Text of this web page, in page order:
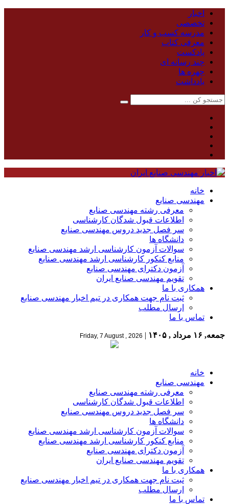
اخبار
تخصصی
مدرسه کسب و کار
معرفی کتاب
پادکست
چند رسانه ای
چهره ها
یادداشت
خانه
مهندسی صنایع
معرفی رشته مهندسی صنایع
اطلاعات قبول شدگان کارشناسی
سر فصل جدید دروس مهندسی صنایع
دانشگاه ها
سوالات آزمون کارشناسی ارشد مهندسی صنایع
منابع کنکور کارشناسی ارشد مهندسی صنایع
آزمون دکترای مهندسی صنایع
تقویم مهندسی صنایع ایران
همکاری با ما
ثبت نام جهت همکاری در تیم اخبار مهندسی صنایع
ارسال مطلب
تماس با ما
جمعه, ۱۶ مرداد , ۱۴۰۵ |
Friday, 7 August , 2026
خانه
مهندسی صنایع
معرفی رشته مهندسی صنایع
اطلاعات قبول شدگان کارشناسی
سر فصل جدید دروس مهندسی صنایع
دانشگاه ها
سوالات آزمون کارشناسی ارشد مهندسی صنایع
منابع کنکور کارشناسی ارشد مهندسی صنایع
آزمون دکترای مهندسی صنایع
تقویم مهندسی صنایع ایران
همکاری با ما
ثبت نام جهت همکاری در تیم اخبار مهندسی صنایع
ارسال مطلب
تماس با ما